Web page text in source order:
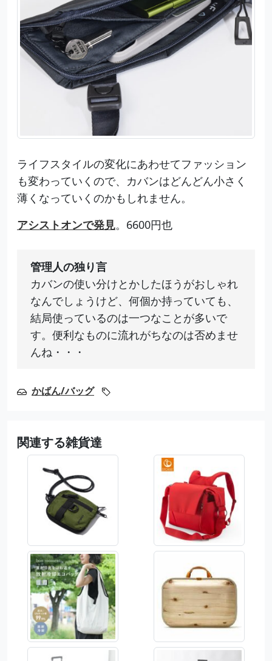
ライフスタイルの変化にあわせてファッション
も変わっていくので、カバンはどんどん小さく
薄くなっていくのかもしれません。
アシストオンで発見。6600円也
管理人の独り言
カバンの使い分けとかしたほうがおしゃれ
なんでしょうけど、何個か持っていても、
結局使っているのは一つなことが多いで
す。便利なものに流れがちなのは否めませ
んね・・・
かばん/バッグ
関連する雑貨達